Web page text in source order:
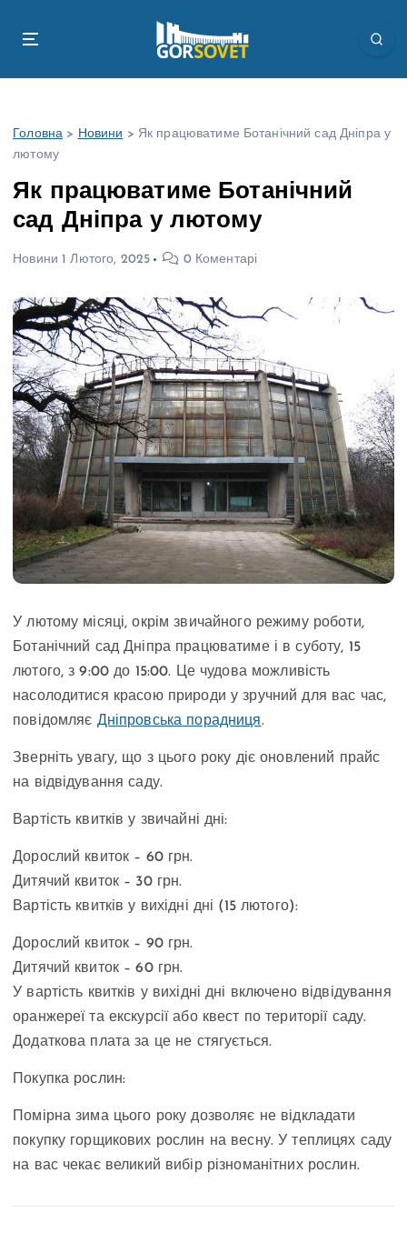
Головна > Новини > Як працюватиме Ботанічний сад Дніпра у
лютому
Як працюватиме Ботанічний
сад Дніпра у лютому
Новини 1 Лютого, 2025 0 Коментарі
У лютому місяці, окрім звичайного режиму роботи,
Ботанічний сад Дніпра працюватиме і в суботу, 15
лютого, з 9:00 до 15:00. Це чудова можливість
насолодитися красою природи у зручний для вас час,
повідомляє Дніпровська порадниця.
Зверніть увагу, що з цього року діє оновлений прайс
на відвідування саду.
Вартість квитків у звичайні дні:
Дорослий квиток – 60 грн.
Дитячий квиток – 30 грн.
Вартість квитків у вихідні дні (15 лютого):
Дорослий квиток – 90 грн.
Дитячий квиток – 60 грн.
У вартість квитків у вихідні дні включено відвідування
оранжереї та екскурсії або квест по території саду.
Додаткова плата за це не стягується.
Покупка рослин:
Помірна зима цього року дозволяє не відкладати
покупку горщикових рослин на весну. У теплицях саду
на вас чекає великий вибір різноманітних рослин.